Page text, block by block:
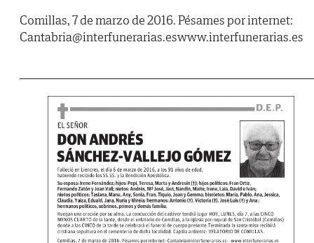
Comillas, 7 de marzo de 2016. Pésames por internet:
Cantabria@interfunerarias.eswww.interfunerarias.es